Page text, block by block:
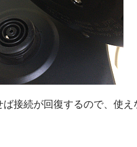
接続が回復するので、使